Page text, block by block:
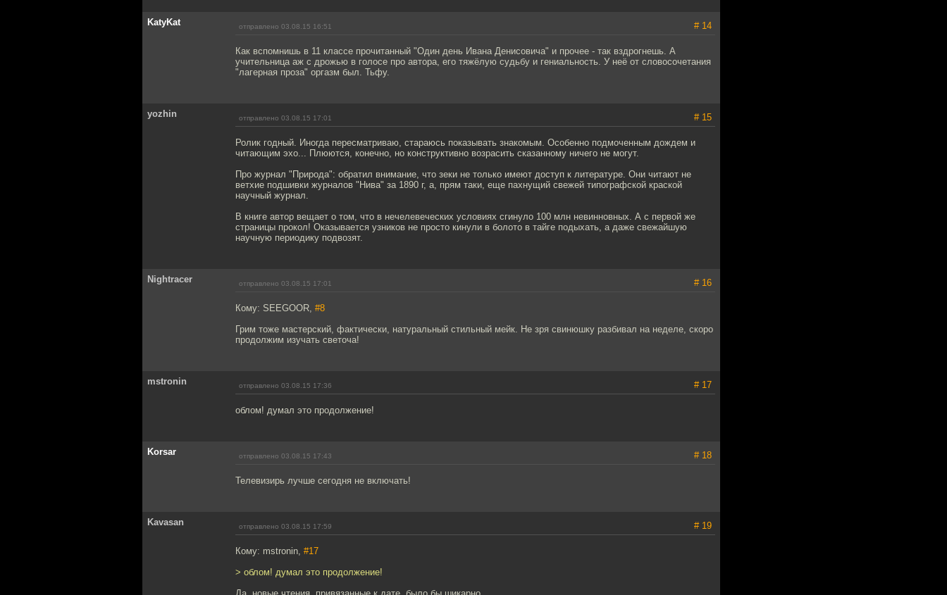
KatyKat отправлено 03.08.15 16:51 # 14
Как вспомнишь в 11 классе прочитанный "Один день Ивана Денисовича" и прочее - так вздрогнешь. А
учительница аж с дрожью в голосе про автора, его тяжёлую судьбу и гениальность. У неё от словосочетания
"лагерная проза" оргазм был. Тьфу.
yozhin отправлено 03.08.15 17:01 # 15
Ролик годный. Иногда пересматриваю, стараюсь показывать знакомым. Особенно подмоченным дождем и
читающим эхо... Плюются, конечно, но конструктивно возрасить сказанному ничего не могут.
Про журнал "Природа": обратил внимание, что зеки не только имеют доступ к литературе. Они читают не
ветхие подшивки журналов "Нива" за 1890 г, а, прям таки, еще пахнущий свежей типографской краской
научный журнал.
В книге автор вещает о том, что в нечелевеческих условиях сгинуло 100 млн невинновных. А с первой же
страницы прокол! Оказывается узников не просто кинули в болото в тайге подыхать, а даже свежайшую
научную периодику подвозят.
Nightracer отправлено 03.08.15 17:01 # 16
Кому: SEEGOOR, #8
Грим тоже мастерский, фактически, натуральный стильный мейк. Не зря свинюшку разбивал на неделе, скоро
продолжим изучать светоча!
mstronin отправлено 03.08.15 17:36 # 17
облом! думал это продолжение!
Korsar отправлено 03.08.15 17:43 # 18
Телевизирь лучше сегодня не включать!
Kavasan отправлено 03.08.15 17:59 # 19
Кому: mstronin, #17
> облом! думал это продолжение!